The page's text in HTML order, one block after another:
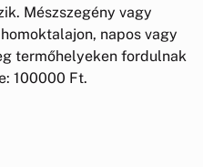
Mészszegény vagy
napos vagy
termőhelyeken fordulnak
100000 Ft.